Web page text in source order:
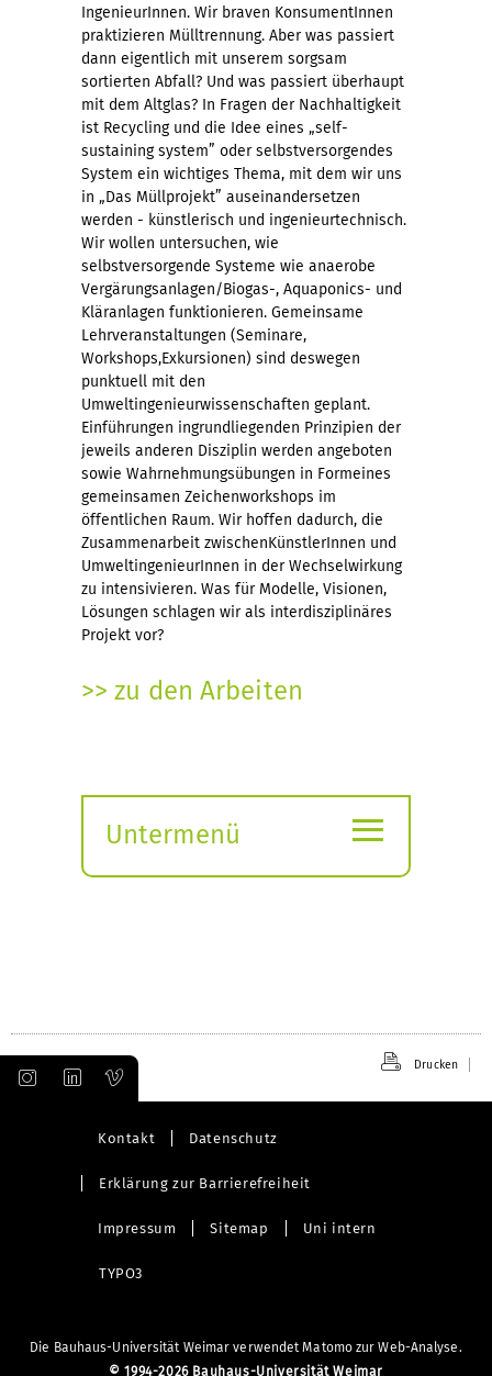
IngenieurInnen. Wir braven KonsumentInnen
praktizieren Mülltrennung. Aber was passiert
dann eigentlich mit unserem sorgsam
sortierten Abfall? Und was passiert überhaupt
mit dem Altglas? In Fragen der Nachhaltigkeit
ist Recycling und die Idee eines „self-
sustaining system” oder selbstversorgendes
System ein wichtiges Thema, mit dem wir uns
in „Das Müllprojekt” auseinandersetzen
werden - künstlerisch und ingenieurtechnisch.
Wir wollen untersuchen, wie
selbstversorgende Systeme wie anaerobe
Vergärungsanlagen/Biogas-, Aquaponics- und
Kläranlagen funktionieren. Gemeinsame
Lehrveranstaltungen (Seminare,
Workshops,Exkursionen) sind deswegen
punktuell mit den
Umweltingenieurwissenschaften geplant.
Einführungen ingrundliegenden Prinzipien der
jeweils anderen Disziplin werden angeboten
sowie Wahrnehmungsübungen in Formeines
gemeinsamen Zeichenworkshops im
öffentlichen Raum. Wir hoffen dadurch, die
Zusammenarbeit zwischenKünstlerInnen und
UmweltingenieurInnen in der Wechselwirkung
zu intensivieren. Was für Modelle, Visionen,
Lösungen schlagen wir als interdisziplinäres
Projekt vor?
>> zu den Arbeiten
Untermenü
≡
Drucken
Kontakt Datenschutz
Erklärung zur Barrierefreiheit
Impressum Sitemap Uni intern
TYPO3
Die Bauhaus-Universität Weimar verwendet Matomo zur Web-Analyse.
© 1994-2026 Bauhaus-Universität Weimar